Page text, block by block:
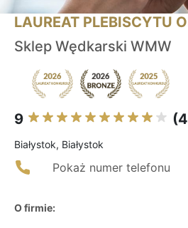
LAUREAT PLEBISCYTU
Sklep Wędkarski WMW
9
Białystok, Białystok
Pokaż numer telefonu
O firmie: